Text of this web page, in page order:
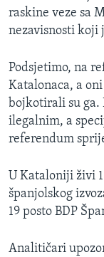
raskine veze sa
nezavisnosti koji
Podsjetimo, na
Katalonaca, a
bojkotirali su ga.
ilegalnim, a
referendum
U Kataloniji živi
španjolskog
19 posto BDP
Analitičari